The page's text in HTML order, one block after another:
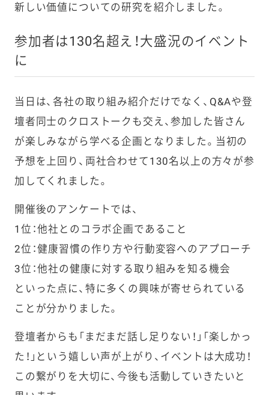
新しい価値についての研究を紹介しました。
参加者は130名超え！大盛況のイベント
に
当日は、各社の取り組み紹介だけでなく、Q&Aや登
壇者同士のクロストークも交え、参加した皆さん
が楽しみながら学べる企画となりました。当初の
予想を上回り、両社合わせて130名以上の方々が参
加してくれました。
開催後のアンケートでは、
1位：他社とのコラボ企画であること
2位：健康習慣の作り方や行動変容へのアプローチ
3位：他社の健康に対する取り組みを知る機会
といった点に、特に多くの興味が寄せられている
ことが分かりました。
登壇者からも「まだまだ話し足りない！」「楽しかっ
た！」という嬉しい声が上がり、イベントは大成功！
この繋がりを大切に、今後も活動していきたいと